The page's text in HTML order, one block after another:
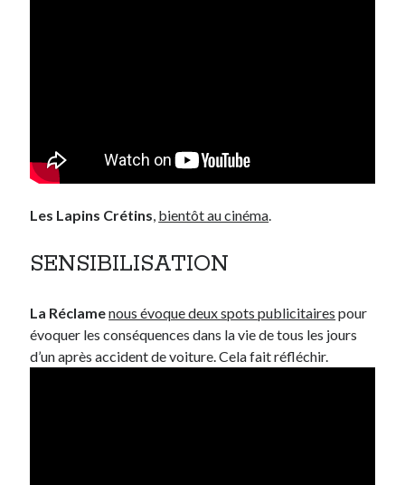
Les Lapins Crétins, bientôt au cinéma.
SENSIBILISATION
La Réclamenous évoque deux spots publicitaires pour
évoquer les conséquences dans la vie de tous les jours
d’un après accident de voiture. Cela fait réfléchir.